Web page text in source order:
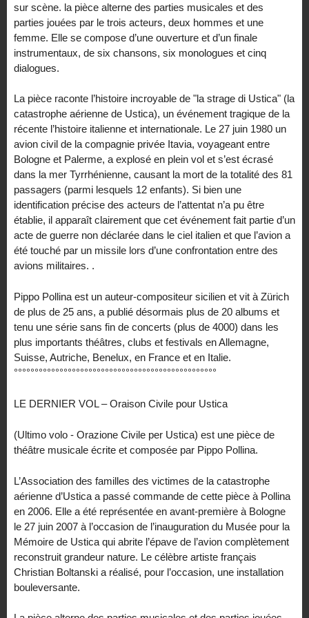
sur scène. la pièce alterne des parties musicales et des
parties jouées par le trois acteurs, deux hommes et une
femme. Elle se compose d’une ouverture et d’un finale
instrumentaux, de six chansons, six monologues et cinq
dialogues.
La pièce raconte l’histoire incroyable de "la strage di Ustica" (la
catastrophe aérienne de Ustica), un événement tragique de la
récente l’histoire italienne et internationale. Le 27 juin 1980 un
avion civil de la compagnie privée Itavia, voyageant entre
Bologne et Palerme, a explosé en plein vol et s’est écrasé
dans la mer Tyrrhénienne, causant la mort de la totalité des 81
passagers (parmi lesquels 12 enfants). Si bien une
identification précise des acteurs de l’attentat n’a pu être
établie, il apparaît clairement que cet événement fait partie d’un
acte de guerre non déclarée dans le ciel italien et que l’avion a
été touché par un missile lors d’une confrontation entre des
avions militaires. .
Pippo Pollina est un auteur-compositeur sicilien et vit à Zürich
de plus de 25 ans, a publié désormais plus de 20 albums et
tenu une série sans fin de concerts (plus de 4000) dans les
plus importants théâtres, clubs et festivals en Allemagne,
Suisse, Autriche, Benelux, en France et en Italie.
°°°°°°°°°°°°°°°°°°°°°°°°°°°°°°°°°°°°°°°°°°°°°°°°°
LE DERNIER VOL – Oraison Civile pour Ustica
(Ultimo volo - Orazione Civile per Ustica) est une pièce de
théâtre musicale écrite et composée par Pippo Pollina.
L’Association des familles des victimes de la catastrophe
aérienne d’Ustica a passé commande de cette pièce à Pollina
en 2006. Elle a été représentée en avant-première à Bologne
le 27 juin 2007 à l’occasion de l’inauguration du Musée pour la
Mémoire de Ustica qui abrite l’épave de l’avion complètement
reconstruit grandeur nature. Le célèbre artiste français
Christian Boltanski a réalisé, pour l’occasion, une installation
bouleversante.